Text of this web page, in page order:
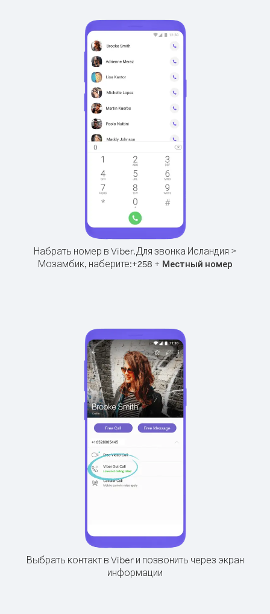
Набрать номер в Viber.Для звонка Исландия >
Мозамбик, наберите:+258 + Местный номер
Выбрать контакт в Viber и позвонить через экран
информации